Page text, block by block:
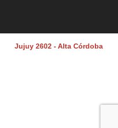
Jujuy 2602 - Alta Córdoba